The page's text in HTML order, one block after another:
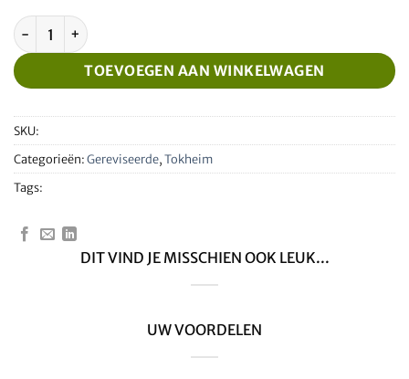
Gereviseerde Tokheim WWC HOM module aantal
TOEVOEGEN AAN WINKELWAGEN
SKU:
Categorieën:Gereviseerde,Tokheim
Tags:
DIT VIND JE MISSCHIEN OOK LEUK...
UW VOORDELEN